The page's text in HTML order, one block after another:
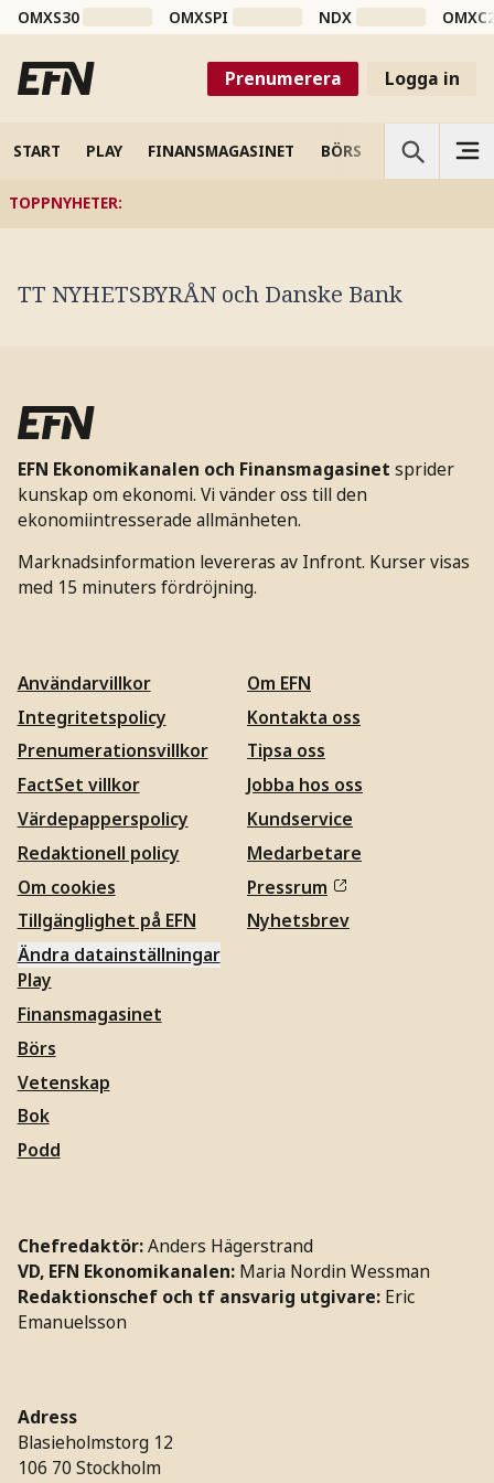
OMXS30 OMXSPI NDX
Prenumerera Logga in
START PLAY FINANSMAGASINET BÖRS VETENSKAP
TOPPNYHETER:
TT NYHETSBYRÅN och Danske Bank
EFN Ekonomikanalen och Finansmagasinet sprider
kunskap om ekonomi. Vi vänder oss till den
ekonomiintresserade allmänheten.
Marknadsinformation levereras av Infront. Kurser visas
med 15 minuters fördröjning.
Användarvillkor
Integritetspolicy
Prenumerationsvillkor
FactSet villkor
Värdepapperspolicy
Redaktionell policy
Om cookies
Tillgänglighet på EFN
Ändra datainställningar
Om EFN
Kontakta oss
Tipsa oss
Jobba hos oss
Kundservice
Medarbetare
Pressrum
Nyhetsbrev
Play
Finansmagasinet
Börs
Vetenskap
Bok
Podd
Chefredaktör:Anders Hägerstrand
VD, EFN Ekonomikanalen: Maria Nordin Wessman
Redaktionschef och tf ansvarig utgivare: Eric
Emanuelsson
Adress
Blasieholmstorg 12
106 70 Stockholm